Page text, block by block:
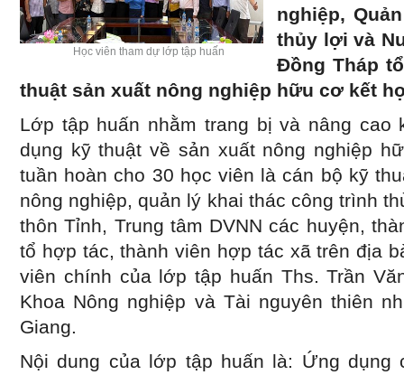
Học viên tham dự lớp tập huấn
nghiệp,
thủy lợi và
Đồng Tháp
thuật sản xuất nông nghiệp hữu cơ kết
Lớp tập huấn nhằm trang bị và nâng cao
dụng kỹ thuật về sản xuất nông nghiệp
tuần hoàn cho 30 học viên là cán bộ kỹ
nông nghiệp, quản lý khai thác công trình
thôn Tỉnh, Trung tâm DVNN các huyện,
tổ hợp tác, thành viên hợp tác xã trên địa
viên chính của lớp tập huấn Ths. Trần
Khoa Nông nghiệp và Tài nguyên thiên
Giang.
Nội dung của lớp tập huấn là: Ứng dụng